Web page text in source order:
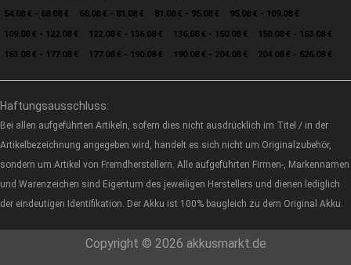
54.08 € - 68.08 €
68.08 € - 81.08 € 81.08 € - 95.08 €
95.08 € - 109.08 €
109.08 € - 122.08 €
122.08 € - 136.08 € 136.08 € - 150.08 €
150.08 € - 163.08 €
163.08 € - 177.08 €
177.08 € - 190.08 € 190.08 € - 204.08 € 204.08 € - 526.08 €
Haftungsausschluss:
Bei allen aufgeführten Artikeln, sofern dies nicht ausdrücklich im Titel / in der
Artikelbezeichnung angegeben wird, handelt es sich nicht um Originalzubehör,
sondern um Artikel von Fremdherstellern. Alle aufgeführten Firmen-, Markennamen
und Warenzeichen sind Eigentum des jeweiligen Herstellers und dienen lediglich
der eindeutigen Identifikation. Der Akku ist 100% baugleich zu dem Original Akku.
Copyright © 2026 akkusmarkt.de